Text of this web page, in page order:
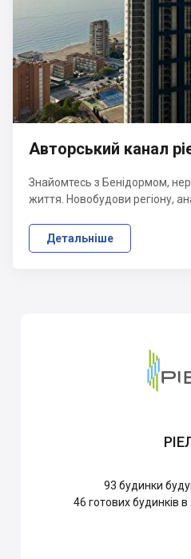
Авторський канал
Знайомтесь з Бенідормом,
життя. Новобудови регіону,
Детальніше
93 будинки
46 готових будинків